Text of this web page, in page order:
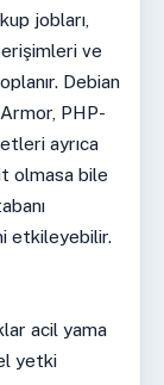
jobları,
ve
Debian
PHP-
ayrıca
olmasa bile
etkileyebilir.
acil yama
yetki